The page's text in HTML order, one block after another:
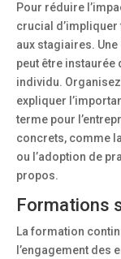
Pour réduire
crucial
aux stagiaires.
peut être instaurée
individu.
expliquer
terme pour
concrets, comme
ou l’adoption de
propos.
Formations
La formation
l’engagement